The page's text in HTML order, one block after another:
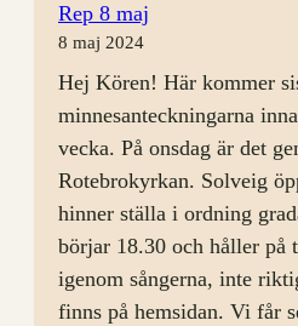
Rep 8 maj
8 maj 2024
Hej Kören! Här kommer
minnesanteckningarna
vecka. På onsdag är det
Rotebrokyrkan. Solveig
hinner ställa i ordning
börjar 18.30 och håller
igenom sångerna, inte
finns på hemsidan. Vi får